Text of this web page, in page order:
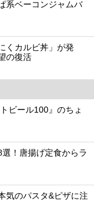
系ベーコンジャムバ
くカルビ丼」が発
の復活
ビール100』のちょ
！唐揚げ定食からラ
気のパスタ&ピザに注